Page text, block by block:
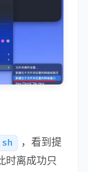
，看到提
时离成功只